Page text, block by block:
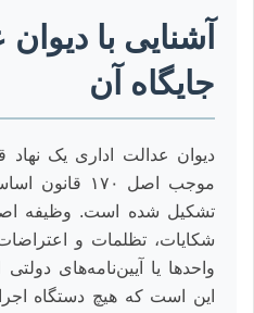
آشنایی با
جایگاه آن
دیوان عدالت اداری یک
موجب اصل ۱۷۰
تشکیل شده است. وظیفه
شکایات، تظلمات و
واحدها یا آیین‌نامه‌های
این است که هیچ دستگاه